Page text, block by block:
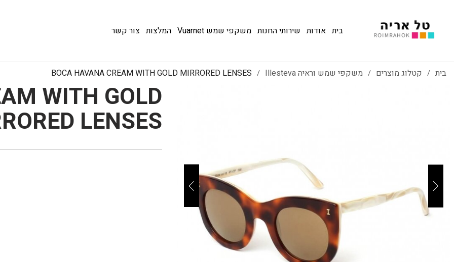
בית אודות שירותי החנות משקפי שמש Vuarnet המלצות צור קשר
בית / קטלוג מוצרים / משקפי שמש וראיה Illesteva /
BOCA HAVANA CREAM WITH GOLD MIRRORED LENSES
WITH GOLD
LENSES